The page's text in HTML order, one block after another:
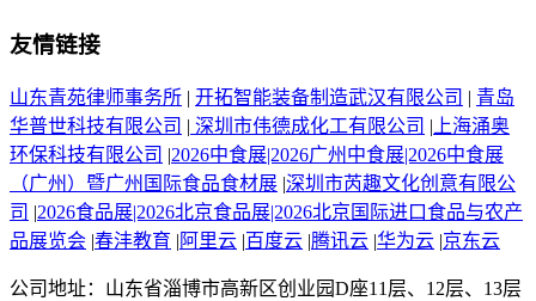
友情链接
山东青苑律师事务所 | 开拓智能装备制造武汉有限公司 | 青岛
华普世科技有限公司 | 深圳市伟德成化工有限公司 | 上海涌奥
环保科技有限公司 |2026中食展|2026广州中食展|2026中食展
（广州）暨广州国际食品食材展 |深圳市芮趣文化创意有限公
司 |2026食品展|2026北京食品展|2026北京国际进口食品与农产
品展览会 |春沣教育 | 阿里云 |百度云 |腾讯云 |华为云 |京东云
公司地址：山东省淄博市高新区创业园D座11层、12层、13层